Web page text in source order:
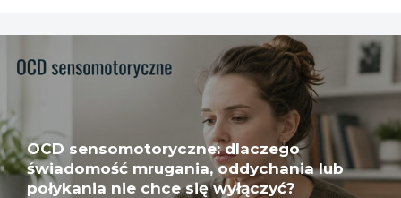
OCD sensomotoryczne: dlaczego
świadomość mrugania, oddychania lub
połykania nie chce się wyłączyć?